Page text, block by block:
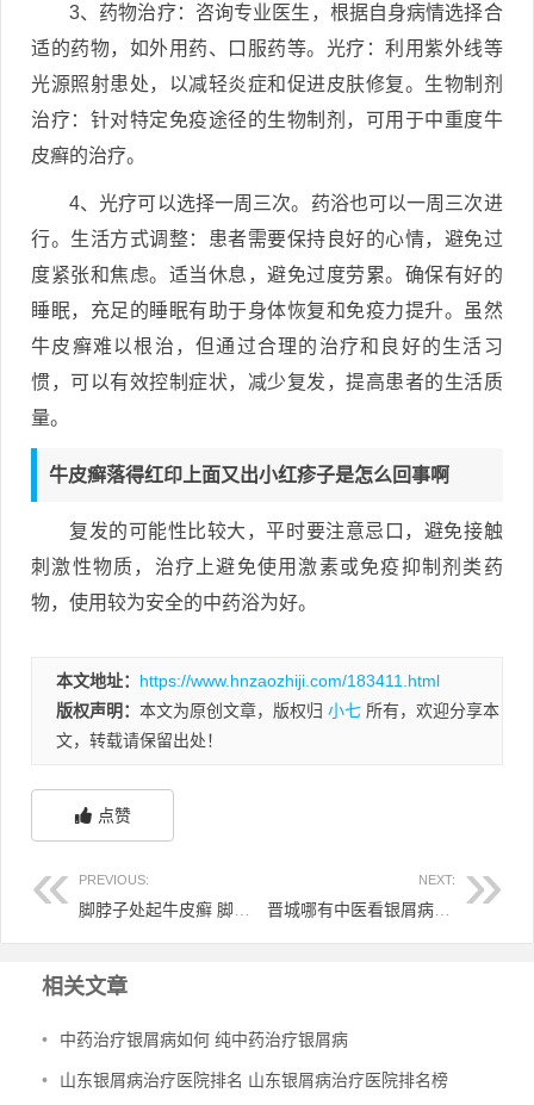
3、药物治疗：咨询专业医生，根据自身病情选择合
适的药物，如外用药、口服药等。光疗：利用紫外线等
光源照射患处，以减轻炎症和促进皮肤修复。生物制剂
治疗：针对特定免疫途径的生物制剂，可用于中重度牛
皮癣的治疗。
4、光疗可以选择一周三次。药浴也可以一周三次进
行。生活方式调整：患者需要保持良好的心情，避免过
度紧张和焦虑。适当休息，避免过度劳累。确保有好的
睡眠，充足的睡眠有助于身体恢复和免疫力提升。虽然
牛皮癣难以根治，但通过合理的治疗和良好的生活习
惯，可以有效控制症状，减少复发，提高患者的生活质
量。
牛皮癣落得红印上面又出小红疹子是怎么回事啊
复发的可能性比较大，平时要注意忌口，避免接触
刺激性物质，治疗上避免使用激素或免疫抑制剂类药
物，使用较为安全的中药浴为好。
本文地址： https://www.hnzaozhiji.com/183411.html
版权声明： 本文为原创文章，版权归 小七 所有，欢迎分享本
文，转载请保留出处！
点赞
PREVIOUS: NEXT:
晋城哪有中医看银屑病的 晋城最好的皮肤科
相关文章
• 中药治疗银屑病如何 纯中药治疗银屑病
• 山东银屑病治疗医院排名 山东银屑病治疗医院排名榜